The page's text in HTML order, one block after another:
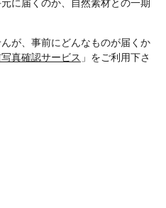
に届くのか、自然素材との一期
が、事前にどんなものが届くか
真確認サービス 」をご利用下さ